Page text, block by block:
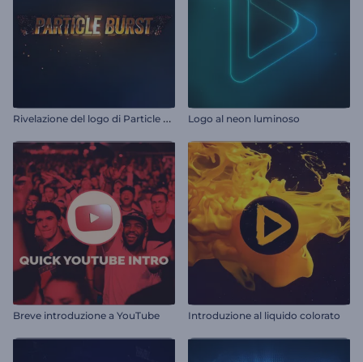
R
ivelazione del logo di Particle Burst Logo al neon luminoso
Breve introduzione a YouTube Introduzione al liquido colorato